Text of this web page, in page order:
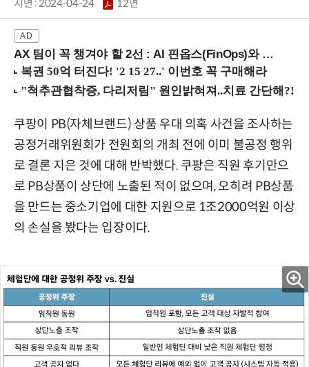
지면 :2024-04-24 12면
AX 팀이 꼭 챙겨야 할 2선 : AI 핀옵스(FinOps)와 토큰 거버넌스 (8/21 잠실역)
쿠팡이 PB(자체브랜드) 상품 우대 의혹 사건을 조사하는
공정거래위원회가 전원회의 개최 전에 이미 불공정 행위
로 결론 지은 것에 대해 반박했다. 쿠팡은 직원 후기만으
로 PB상품이 상단에 노출된 적이 없으며, 오히려 PB상품
을 만드는 중소기업에 대한 지원으로 1조2000억원 이상
의 손실을 봤다는 입장이다.